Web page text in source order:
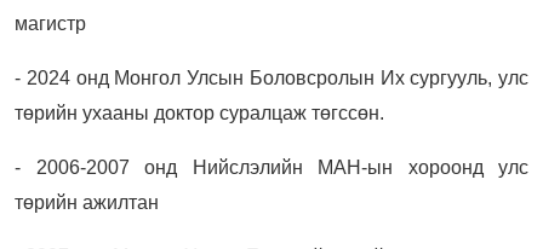
магистр
- 2024 онд Монгол Улсын Боловсролын Их сургууль, улс
төрийн ухааны доктор суралцаж төгссөн.
- 2006-2007 онд Нийслэлийн МАН-ын хороонд улс
төрийн ажилтан